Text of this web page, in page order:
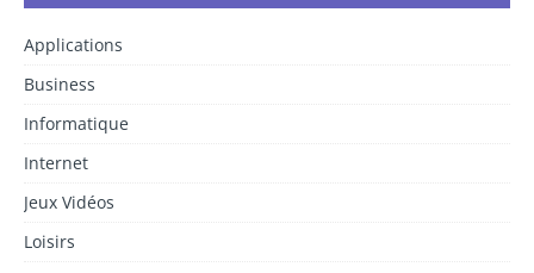
Applications
Business
Informatique
Internet
Jeux Vidéos
Loisirs